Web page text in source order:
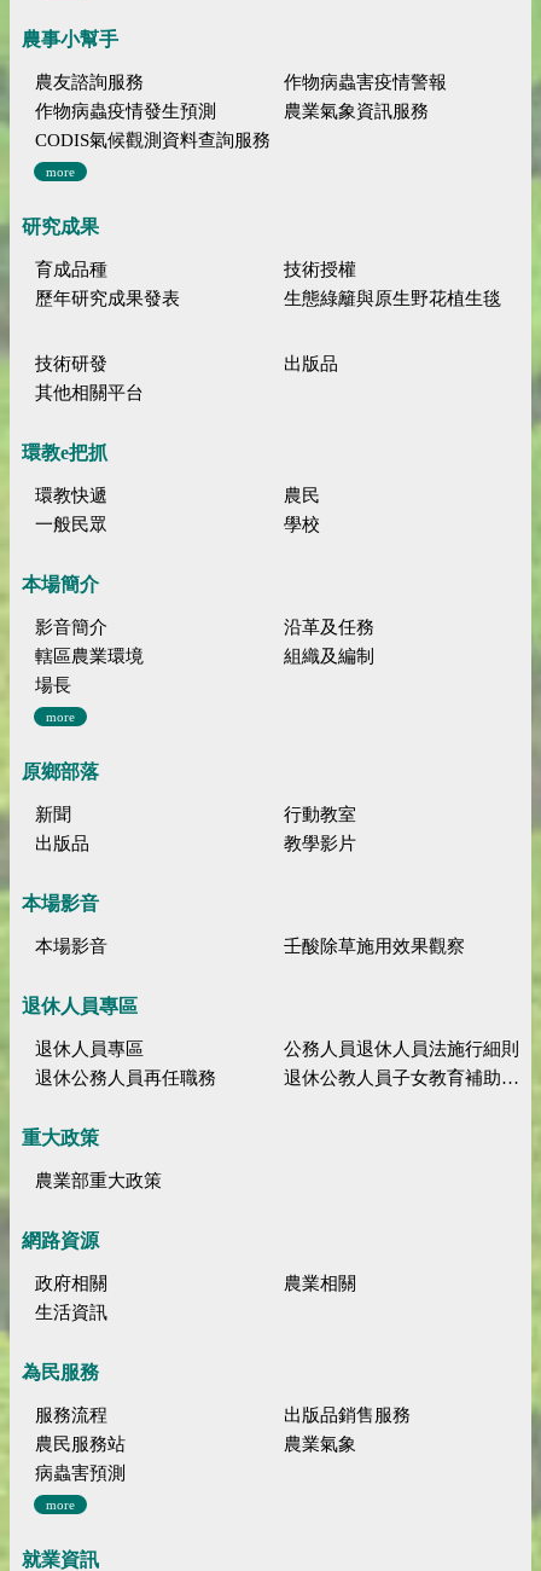
農事小幫手
農友諮詢服務
作物病蟲害疫情警報
作物病蟲疫情發生預測
農業氣象資訊服務
CODIS氣候觀測資料查詢服務
more
研究成果
育成品種
技術授權
歷年研究成果發表
生態綠籬與原生野花植生毯
技術研發
出版品
其他相關平台
環教e把抓
環教快遞
農民
一般民眾
學校
本場簡介
影音簡介
沿革及任務
轄區農業環境
組織及編制
場長
more
原鄉部落
新聞
行動教室
出版品
教學影片
本場影音
本場影音 壬酸除草施用效果觀察
退休人員專區
退休人員專區
公務人員退休人員法施行細則
退休公務人員再任職務
退休公教人員子女教育補助規定
重大政策
農業部重大政策
網路資源
政府相關
農業相關
生活資訊
為民服務
服務流程
出版品銷售服務
農民服務站
農業氣象
病蟲害預測
more
就業資訊